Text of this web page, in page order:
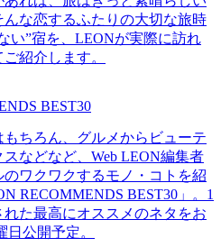
な恋するふたりの大切な旅時
い”宿を、LEONが実際に訪れ
紹介します。
BEST30
ちろん、グルメからビューテ
などなど、Web LEON編集者
ワクワクするモノ・コトを紹
RECOMMENDS BEST30」。1
た最高にオススメのネタをお
公開予定。